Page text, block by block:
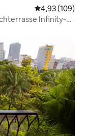
4,93 (109)
Infinity-